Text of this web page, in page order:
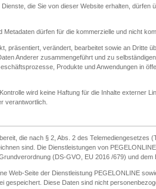
die Sie von dieser Website erhalten,
Metadaten dürfen für die kommerzielle und nicht
präsentiert, verändert, bearbeitet sowie an Dritte
Anderer zusammengeführt und zu
Produkte und Anwendungen in
wird keine Haftung für die Inhalte externer
verantwortlich.
die nach § 2, Abs. 2 des
sind. Die Dienstleistungen von
(DS-GVO, EU 2016 /679) und dem
Web-Seite der Dienstleistung PEGELONLINE
gespeichert. Diese Daten sind nicht